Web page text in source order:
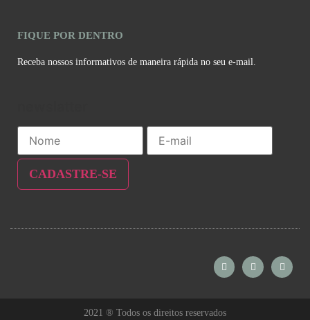
FIQUE POR DENTRO
Receba nossos informativos de maneira rápida no seu e-mail.
2021 ® Todos os direitos reservados